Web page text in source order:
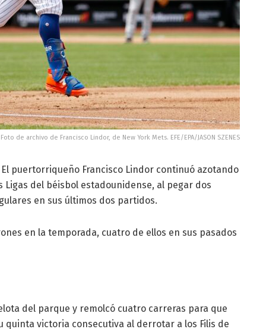
Foto de archivo de Francisco Lindor, de New York Mets. EFE/EPA/JASON SZENES
El puertorriqueño Francisco Lindor continuó azotando
Ligas del béisbol estadounidense, al pegar dos
en sus últimos dos partidos.
en la temporada, cuatro de ellos en sus pasados
del parque y remolcó cuatro carreras para que
quinta victoria consecutiva al derrotar a los Filis de